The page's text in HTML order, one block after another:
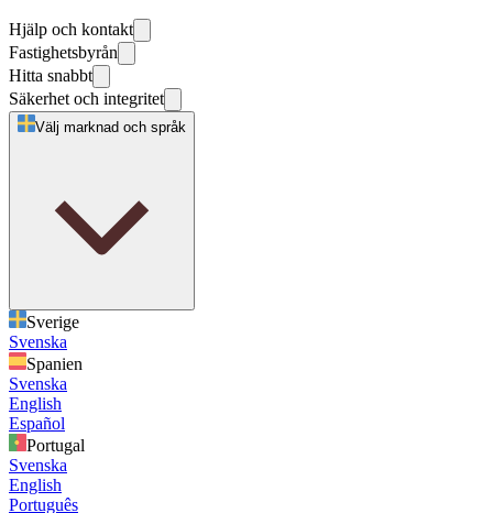
Hjälp och kontakt
Fastighetsbyrån
Hitta snabbt
Säkerhet och integritet
Välj marknad och språk
Sverige
Svenska
Spanien
Svenska
English
Español
Portugal
Svenska
English
Português